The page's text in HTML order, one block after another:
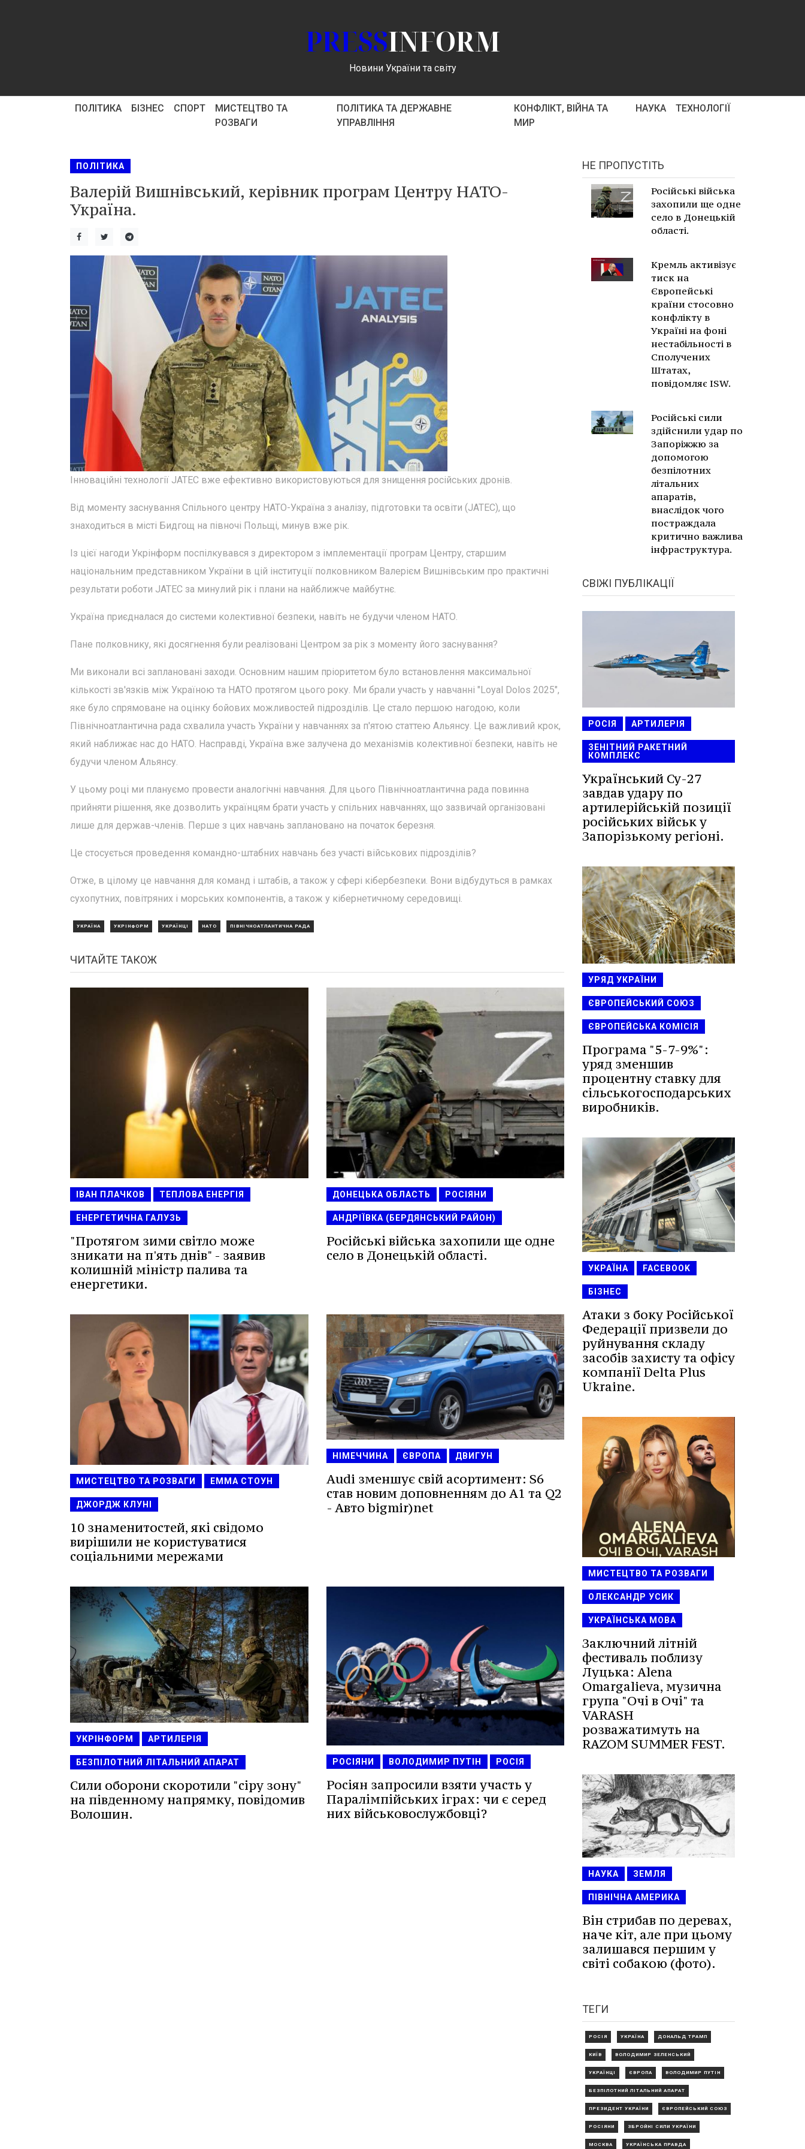
PRESSINFORM
Новини України та світу
ПОЛІТИКА БІЗНЕС СПОРТ
МИСТЕЦТВО ТА
РОЗВАГИ
ПОЛІТИКА ТА ДЕРЖАВНЕ
УПРАВЛІННЯ
КОНФЛІКТ, ВІЙНА ТА
МИР
НАУКА ТЕХНОЛОГІЇ
ПОЛІТИКА
Валерій Вишнівський, керівник програм Центру НАТО-
Україна.
Інноваційні технології JATEC вже ефективно використовуються для знищення російських дронів.
Від моменту заснування Спільного центру НАТО-Україна з аналізу, підготовки та освіти (JATEC), що
знаходиться в місті Бидгощ на півночі Польщі, минув вже рік.
Із цієї нагоди Укрінформ поспілкувався з директором з імплементації програм Центру, старшим
національним представником України в цій інституції полковником Валерієм Вишнівським про практичні
результати роботи JATEC за минулий рік і плани на найближче майбутнє.
Україна приєдналася до системи колективної безпеки, навіть не будучи членом НАТО.
Пане полковнику, які досягнення були реалізовані Центром за рік з моменту його заснування?
Ми виконали всі заплановані заходи. Основним нашим пріоритетом було встановлення максимальної
кількості зв'язків між Україною та НАТО протягом цього року. Ми брали участь у навчанні "Loyal Dolos 2025",
яке було спрямоване на оцінку бойових можливостей підрозділів. Це стало першою нагодою, коли
Північноатлантична рада схвалила участь України у навчаннях за п'ятою статтею Альянсу. Це важливий крок,
який наближає нас до НАТО. Насправді, Україна вже залучена до механізмів колективної безпеки, навіть не
будучи членом Альянсу.
У цьому році ми плануємо провести аналогічні навчання. Для цього Північноатлантична рада повинна
прийняти рішення, яке дозволить українцям брати участь у спільних навчаннях, що зазвичай організовані
лише для держав-членів. Перше з цих навчань заплановано на початок березня.
Це стосується проведення командно-штабних навчань без участі військових підрозділів?
Отже, в цілому це навчання для команд і штабів, а також у сфері кібербезпеки. Вони відбудуться в рамках
сухопутних, повітряних і морських компонентів, а також у кібернетичному середовищі.
УКРАЇНА УКРІНФОРМ УКРАЇНЦІ НАТО ПІВНІЧНОАТЛАНТИЧНА РАДА
ЧИТАЙТЕ ТАКОЖ
ІВАН ПЛАЧКОВ ТЕПЛОВА ЕНЕРГІЯ
ЕНЕРГЕТИЧНА ГАЛУЗЬ
"Протягом зими світло може
зникати на п'ять днів" - заявив
колишній міністр палива та
енергетики.
ДОНЕЦЬКА ОБЛАСТЬ РОСІЯНИ
АНДРІЇВКА (БЕРДЯНСЬКИЙ РАЙОН)
Російські війська захопили ще одне
село в Донецькій області.
МИСТЕЦТВО ТА РОЗВАГИ ЕММА СТОУН
ДЖОРДЖ КЛУНІ
10 знаменитостей, які свідомо
вирішили не користуватися
соціальними мережами
НІМЕЧЧИНА ЄВРОПА ДВИГУН
Audi зменшує свій асортимент: S6
став новим доповненням до A1 та Q2
- Авто bigmir)net
УКРІНФОРМ АРТИЛЕРІЯ
БЕЗПІЛОТНИЙ ЛІТАЛЬНИЙ АПАРАТ
Сили оборони скоротили "сіру зону"
на південному напрямку, повідомив
Волошин.
РОСІЯНИ ВОЛОДИМИР ПУТІН РОСІЯ
Росіян запросили взяти участь у
Паралімпійських іграх: чи є серед
них військовослужбовці?
НЕ ПРОПУСТІТЬ
Російські війська
захопили ще одне
село в Донецькій
області.
Кремль активізує
тиск на
Європейські
країни стосовно
конфлікту в
Україні на фоні
нестабільності в
Сполучених
Штатах,
повідомляє ISW.
Російські сили
здійснили удар по
Запоріжжю за
допомогою
безпілотних
літальних
апаратів,
внаслідок чого
постраждала
критично важлива
інфраструктура.
СВІЖІ ПУБЛІКАЦІЇ
РОСІЯ АРТИЛЕРІЯ
ЗЕНІТНИЙ РАКЕТНИЙ
КОМПЛЕКС
Український Су-27
завдав удару по
артилерійській позиції
російських військ у
Запорізькому регіоні.
УРЯД УКРАЇНИ
ЄВРОПЕЙСЬКИЙ СОЮЗ
ЄВРОПЕЙСЬКА КОМІСІЯ
Програма "5-7-9%":
уряд зменшив
процентну ставку для
сільськогосподарських
виробників.
УКРАЇНА FACEBOOK
БІЗНЕС
Атаки з боку Російської
Федерації призвели до
руйнування складу
засобів захисту та офісу
компанії Delta Plus
Ukraine.
МИСТЕЦТВО ТА РОЗВАГИ
ОЛЕКСАНДР УСИК
УКРАЇНСЬКА МОВА
Заключний літній
фестиваль поблизу
Луцька: Alena
Omargalieva, музична
група "Очі в Очі" та
VARASH
розважатимуть на
RAZOM SUMMER FEST.
НАУКА ЗЕМЛЯ
ПІВНІЧНА АМЕРИКА
Він стрибав по деревах,
наче кіт, але при цьому
залишався першим у
світі собакою (фото).
ТЕГИ
РОСІЯ УКРАЇНА ДОНАЛЬД ТРАМП
КИЇВ ВОЛОДИМИР ЗЕЛЕНСЬКИЙ
УКРАЇНЦІ ЄВРОПА ВОЛОДИМИР ПУТІН
БЕЗПІЛОТНИЙ ЛІТАЛЬНИЙ АПАРАТ
ПРЕЗИДЕНТ УКРАЇНИ ЄВРОПЕЙСЬКИЙ СОЮЗ
РОСІЯНИ ЗБРОЙНІ СИЛИ УКРАЇНИ
МОСКВА УКРАЇНСЬКА ПРАВДА